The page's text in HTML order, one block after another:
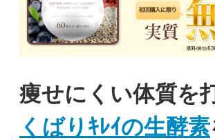
痩せにくい体質を
くばりｷﾚｲの生酵素